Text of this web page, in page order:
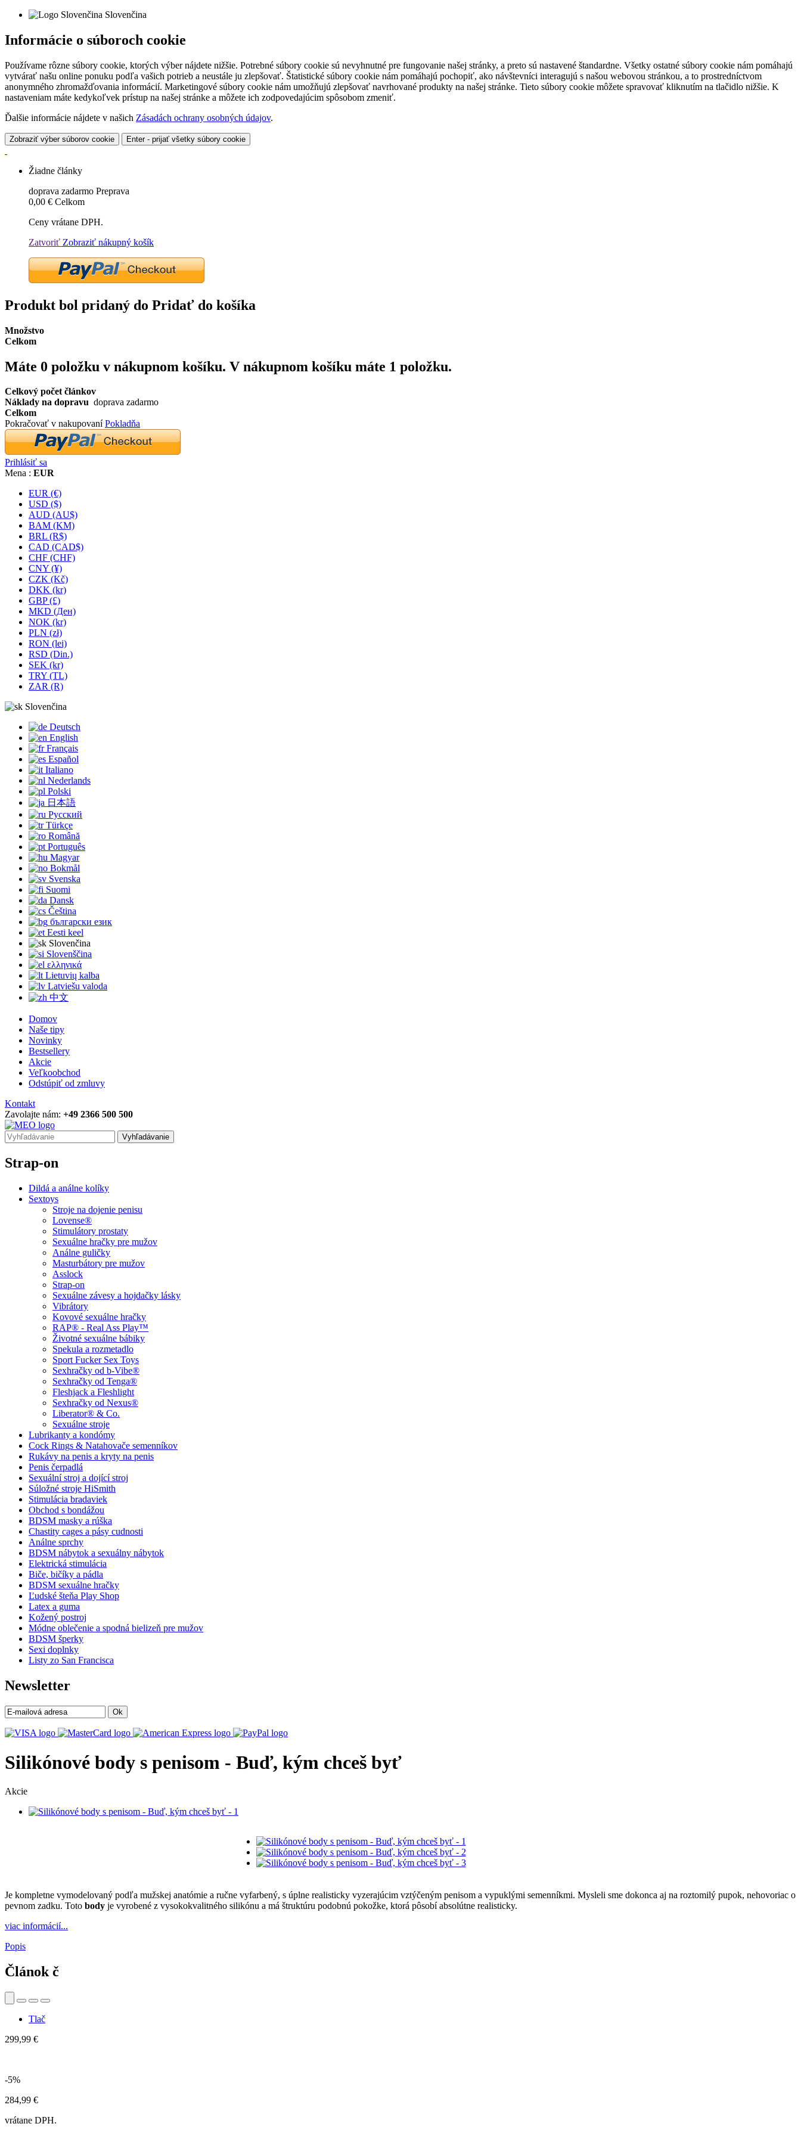
Slovenčina
Informácie o súboroch cookie
Používame rôzne súbory cookie, ktorých výber nájdete nižšie. Potrebné súbory cookie sú nevyhnutné pre fungovanie našej stránky, a preto sú nastavené štandardne. Všetky ostatné súbory cookie nám pomáhajú
vytvárať našu online ponuku podľa vašich potrieb a neustále ju zlepšovať. Štatistické súbory cookie nám pomáhajú pochopiť, ako návštevníci interagujú s našou webovou stránkou, a to prostredníctvom
anonymného zhromažďovania informácií. Marketingové súbory cookie nám umožňujú zlepšovať navrhované produkty na našej stránke. Tieto súbory cookie môžete spravovať kliknutím na tlačidlo nižšie. K
nastaveniam máte kedykoľvek prístup na našej stránke a môžete ich zodpovedajúcim spôsobom zmeniť.
Ďalšie informácie nájdete v našich Zásadách ochrany osobných údajov.
Zobraziť výber súborov cookie Enter - prijať všetky súbory cookie
Žiadne články
doprava zadarmo Preprava
0,00 € Celkom
Ceny vrátane DPH.
Zatvoriť Zobraziť nákupný košík
Produkt bol pridaný do Pridať do košíka
Množstvo
Celkom
Máte 0 položku v nákupnom košíku. V nákupnom košíku máte 1 položku.
Celkový počet článkov
Náklady na dopravu doprava zadarmo
Celkom
Pokračovať v nakupovaníPokladňa
Prihlásiť sa
Mena : EUR
EUR (€)
USD ($)
AUD (AU$)
BAM (KM)
BRL (R$)
CAD (CAD$)
CHF (CHF)
CNY (¥)
CZK (Kč)
DKK (kr)
GBP (£)
MKD (Ден)
NOK (kr)
PLN (zł)
RON (lei)
RSD (Din.)
SEK (kr)
TRY (TL)
ZAR (R)
Slovenčina
Deutsch
English
Français
Español
Italiano
Nederlands
Polski
日本語
Русский
Türkçe
Română
Português
Magyar
Bokmål
Svenska
Suomi
Dansk
Čeština
български език
Eesti keel
Slovenčina
Slovenščina
ελληνικά
Lietuvių kalba
Latviešu valoda
中文
Domov
Naše tipy
Novinky
Bestsellery
Akcie
Veľkoobchod
Odstúpiť od zmluvy
Kontakt
Zavolajte nám: +49 2366 500 500
Vyhľadávanie
Strap-on
Dildá a análne kolíky
Sextoys
Stroje na dojenie penisu
Lovense®
Stimulátory prostaty
Sexuálne hračky pre mužov
Análne guličky
Masturbátory pre mužov
Asslock
Strap-on
Sexuálne závesy a hojdačky lásky
Vibrátory
Kovové sexuálne hračky
RAP® - Real Ass Play™
Životné sexuálne bábiky
Spekula a rozmetadlo
Sport Fucker Sex Toys
Sexhračky od b-Vibe®
Sexhračky od Tenga®
Fleshjack a Fleshlight
Sexhračky od Nexus®
Liberator® & Co.
Sexuálne stroje
Lubrikanty a kondómy
Cock Rings & Natahovače semenníkov
Rukávy na penis a kryty na penis
Penis čerpadlá
Sexuální stroj a dojící stroj
Súložné stroje HiSmith
Stimulácia bradaviek
Obchod s bondážou
BDSM masky a rúška
Chastity cages a pásy cudnosti
Análne sprchy
BDSM nábytok a sexuálny nábytok
Elektrická stimulácia
Biče, bičíky a pádla
BDSM sexuálne hračky
Ľudské šteňa Play Shop
Latex a guma
Kožený postroj
Módne oblečenie a spodná bielizeň pre mužov
BDSM šperky
Sexi doplnky
Listy zo San Francisca
Newsletter
Ok
Silikónové body s penisom - Buď, kým chceš byť
Akcie
Je kompletne vymodelovaný podľa mužskej anatómie a ručne vyfarbený, s úplne realisticky vyzerajúcim vztýčeným penisom a vypuklými semenníkmi. Mysleli sme dokonca aj na roztomilý pupok, nehovoriac o
pevnom zadku. Toto body je vyrobené z vysokokvalitného silikónu a má štruktúru podobnú pokožke, ktorá pôsobí absolútne realisticky.
viac informácií...
Popis
Článok č
Tlač
299,99 €
-5%
284,99 €
vrátane DPH.